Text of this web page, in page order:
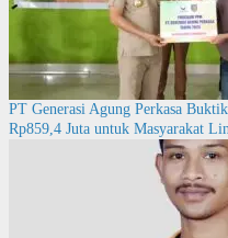
PT Generasi Agung Perkasa
Rp859,4 Juta untuk Masyarakat